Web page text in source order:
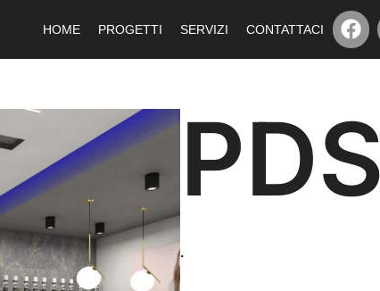
HOME PROGETTI SERVIZI CONTATTACI
.